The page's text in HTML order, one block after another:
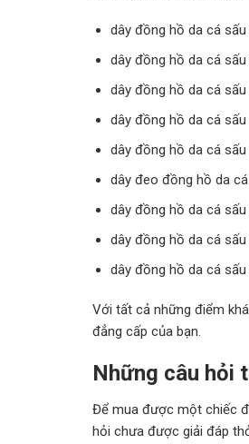
dây đồng hồ da cá
dây đồng hồ da cá
dây đồng hồ da cá
dây đồng hồ da cá
dây đồng hồ da cá
dây đeo đồng hồ da
dây đồng hồ da cá
dây đồng hồ da cá
dây đồng hồ da cá
Với tất cả những điểm
đẳng cấp của bạn.
Những câu hỏi
Để mua được một chiếc
hỏi chưa được giải đáp